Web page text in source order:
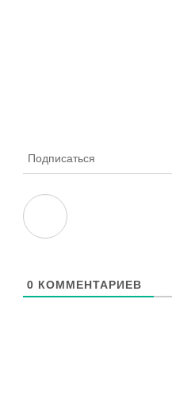
Подписаться
0 КОММЕНТАРИЕВ